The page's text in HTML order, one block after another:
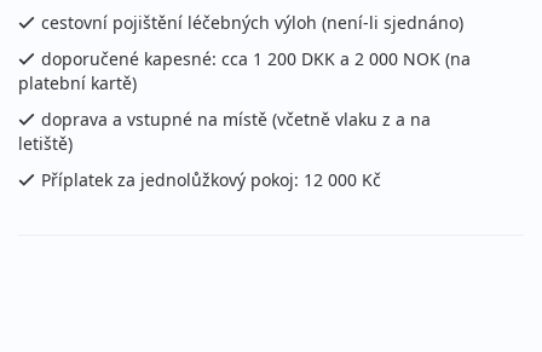
cestovní pojištění léčebných výloh (není-li sjednáno)
doporučené kapesné: cca 1 200 DKK a 2 000 NOK (na
platební kartě)
doprava a vstupné na místě (včetně vlaku z a na
letiště)
Příplatek za jednolůžkový pokoj: 12 000 Kč